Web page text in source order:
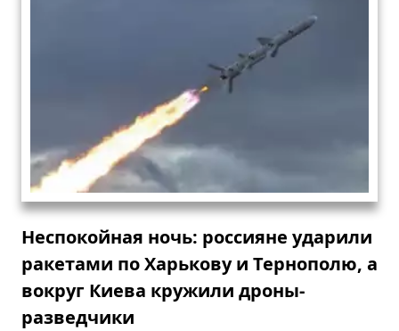
Неспокойная ночь: россияне ударили
ракетами по Харькову и Тернополю, а
вокруг Киева кружили дроны-
разведчики